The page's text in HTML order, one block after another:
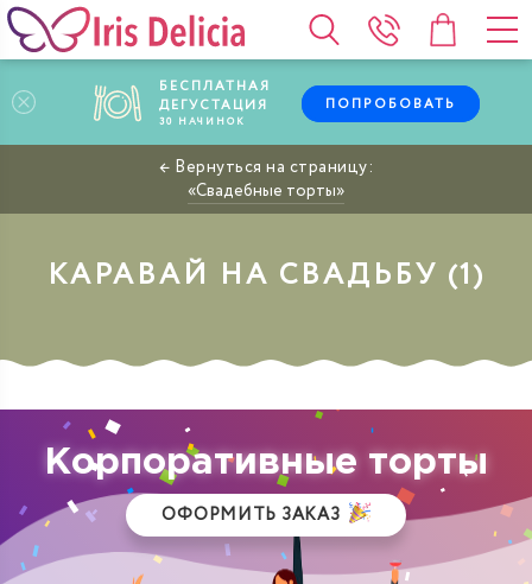
БЕСПЛАТНАЯ
ДЕГУСТАЦИЯ
30 НАЧИНОК
ПОПРОБОВАТЬ
Свадебные торты
КАРАВАЙ НА СВАДЬБУ
Корпоративные торты
ОФОРМИТЬ ЗАКАЗ